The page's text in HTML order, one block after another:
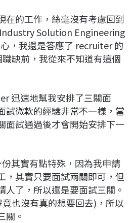
在的工作，絲毫沒有考慮回到
Solution Engineering
，我還是答應了 recruiter 的
缺前，我從來不知道有這個
迅速地幫我安排了三關面
試微軟的經驗非常不一樣，當
面試通過後才會開始安排下一
其實有點特殊，因為我申請
，其實只要面試兩關即可，但
人了，所以還是要面試三關。
也沒有真的想要回去)，所以
關。